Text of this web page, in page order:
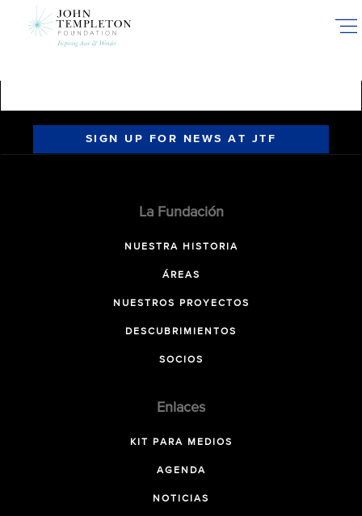
SIGN UP FOR NEWS AT JTF
La Fundación
NUESTRA HISTORIA
ÁREAS
NUESTROS PROYECTOS
DESCUBRIMIENTOS
SOCIOS
Enlaces
KIT PARA MEDIOS
AGENDA
NOTICIAS